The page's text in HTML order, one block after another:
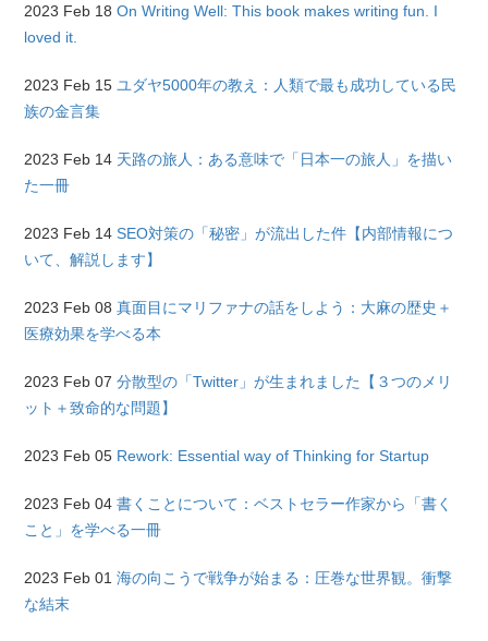
2023 Feb 18 On Writing Well: This book makes writing fun. I
loved it.
2023 Feb 15 ユダヤ5000年の教え：人類で最も成功している民
族の金言集
2023 Feb 14 天路の旅人：ある意味で「日本一の旅人」を描い
た一冊
2023 Feb 14 SEO対策の「秘密」が流出した件【内部情報につ
いて、解説します】
2023 Feb 08 真面目にマリファナの話をしよう：大麻の歴史＋
医療効果を学べる本
2023 Feb 07 分散型の「Twitter」が生まれました【３つのメリ
ット＋致命的な問題】
2023 Feb 05 Rework: Essential way of Thinking for Startup
2023 Feb 04 書くことについて：ベストセラー作家から「書く
こと」を学べる一冊
2023 Feb 01 海の向こうで戦争が始まる：圧巻な世界観。衝撃
な結末